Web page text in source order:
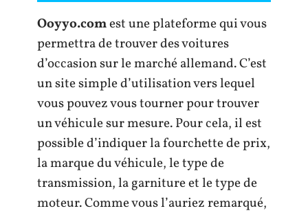
Ooyyo.comest une plateforme qui vous
permettra de trouver des voitures
d’occasion sur le marché allemand. C’est
un site simple d’utilisation vers lequel
vous pouvez vous tourner pour trouver
un véhicule sur mesure. Pour cela, il est
possible d’indiquer la fourchette de prix,
la marque du véhicule, le type de
transmission, la garniture et le type de
moteur. Comme vous l’auriez remarqué,